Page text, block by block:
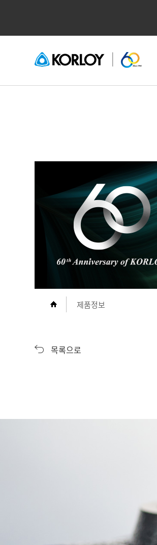
제품정보
목록으로